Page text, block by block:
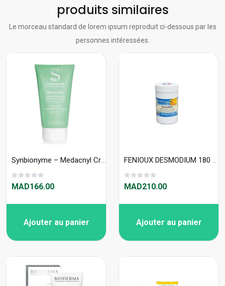
produits similaires
Le morceau standard de lorem ipsum reproduit ci-dessous par les
personnes intéressées.
Synbionyme – Medacnyl Crème Moussante Nettoyante Visage 150 ml
MAD166.00
Ajouter au panier
FENIOUX DESMODIUM 180 GEL
MAD210.00
Ajouter au panier